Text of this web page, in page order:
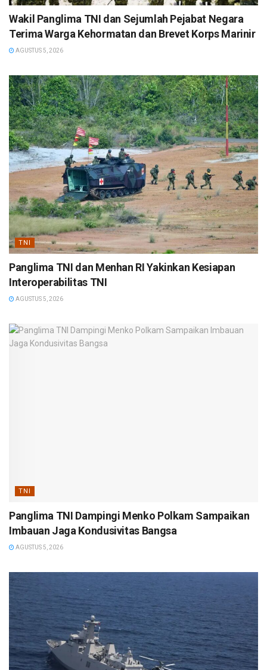
Wakil Panglima TNI dan Sejumlah Pejabat Negara
Terima Warga Kehormatan dan Brevet Korps Marinir
AGUSTUS 5, 2026
TNI
Panglima TNI dan Menhan RI Yakinkan Kesiapan
Interoperabilitas TNI
AGUSTUS 5, 2026
TNI
Panglima TNI Dampingi Menko Polkam Sampaikan
Imbauan Jaga Kondusivitas Bangsa
AGUSTUS 5, 2026